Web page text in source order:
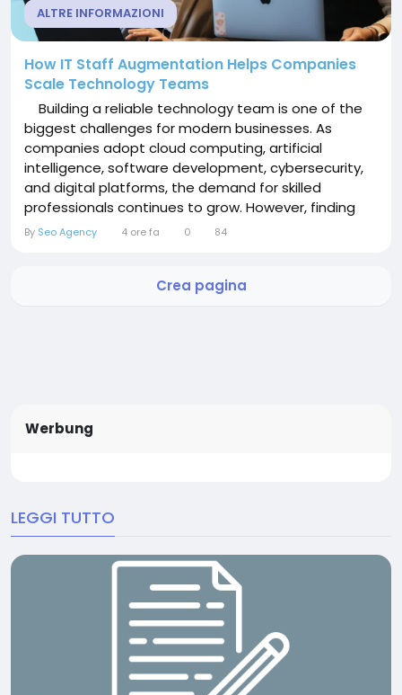
ALTRE INFORMAZIONI
How IT Staff Augmentation Helps Companies
Scale Technology Teams
Building a reliable technology team is one of the
biggest challenges for modern businesses. As
companies adopt cloud computing, artificial
intelligence, software development, cybersecurity,
and digital platforms, the demand for skilled
professionals continues to grow. However, finding
qualified specialists quickly can be difficult through
their technical capabilities without...
By Seo Agency 4 ore fa 0 84
Crea pagina
Werbung
LEGGI TUTTO